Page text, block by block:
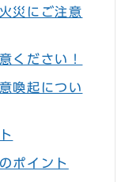
災にご注意
ください！
喚起につい
ポイント